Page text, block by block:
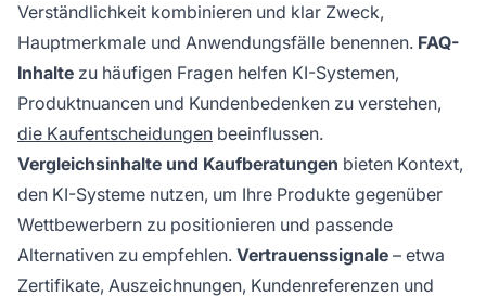
Verständlichkeit kombinieren und klar Zweck,
Hauptmerkmale und Anwendungsfälle benennen. FAQ-
Inhalte zu häufigen Fragen helfen KI-Systemen,
Produktnuancen und Kundenbedenken zu verstehen,
die Kaufentscheidungen beeinflussen.
Vergleichsinhalte und Kaufberatungen bieten Kontext,
den KI-Systeme nutzen, um Ihre Produkte gegenüber
Wettbewerbern zu positionieren und passende
Alternativen zu empfehlen. Vertrauenssignale – etwa
Zertifikate, Auszeichnungen, Kundenreferenzen und